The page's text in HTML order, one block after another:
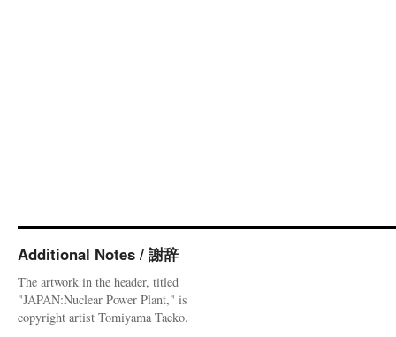
Additional Notes / 謝辞
The artwork in the header, titled
"JAPAN:Nuclear Power Plant," is
copyright artist Tomiyama Taeko.